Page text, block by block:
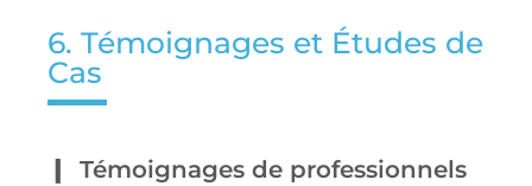
6. Témoignages et Études de
Cas
Témoignages de professionnels